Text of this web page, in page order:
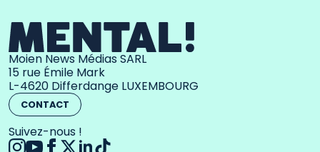
Moien News Médias SARL
15 rue Émile Mark
L-4620 Differdange LUXEMBOURG
CONTACT
Suivez-nous !